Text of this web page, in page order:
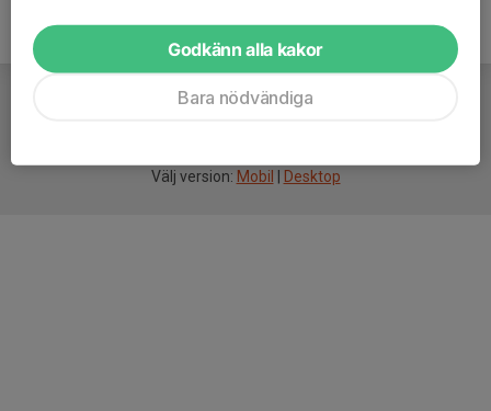
Välj version: Mobil Desktop
Godkänn alla kakor
Bara nödvändiga